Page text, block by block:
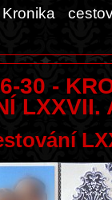
30 -
LXXVII.